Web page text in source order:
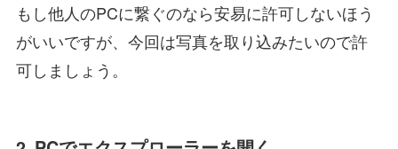
もし他人のPCに繋ぐのなら安易に許可しないほう
がいいですが、今回は写真を取り込みたいので許
可しましょう。